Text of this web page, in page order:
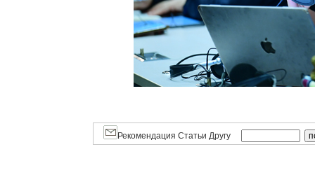
Рекомендация Статьи Другу